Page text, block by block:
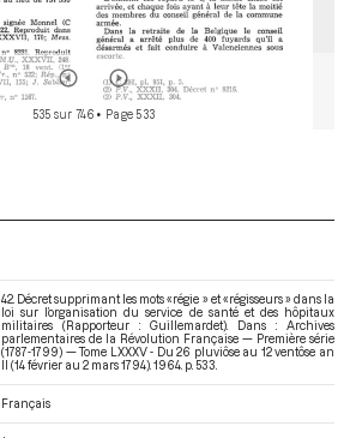
535 sur 746 • Page 533
42. Décret supprimant les mots «régie » et «régisseurs » dans la
loi sur l’organisation du service de santé et des hôpitaux
militaires (Rapporteur : Guillemardet). Dans : Archives
parlementaires de la Révolution Française — Première série
(1787-1799) — Tome LXXXV - Du 26 pluviôse au 12 ventôse an
II (14 février au 2 mars 1794) . 1964. p. 533.
Français